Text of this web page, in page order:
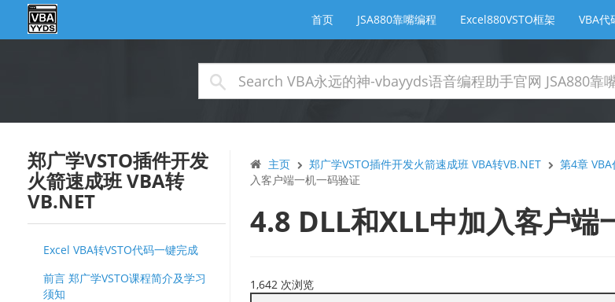
首页 JSA880靠嘴编程 Excel880VSTO框架 VBA代
郑广学VSTO插件开发
火箭速成班 VBA转
VB.NET
Excel VBA转VSTO代码一键完成
前言 郑广学VSTO课程简介及学习
须知
主页 郑广学VSTO插件开发火箭速成班 VBA转VB.NET 第4章
入客户端一机一码验证
4.8 DLL和XLL中加入客户端
1,642 次浏览